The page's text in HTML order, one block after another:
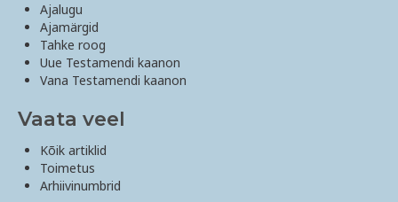
Ajalugu
Ajamärgid
Tahke roog
Uue Testamendi kaanon
Vana Testamendi kaanon
Vaata veel
Kõik artiklid
Toimetus
Arhiivinumbrid